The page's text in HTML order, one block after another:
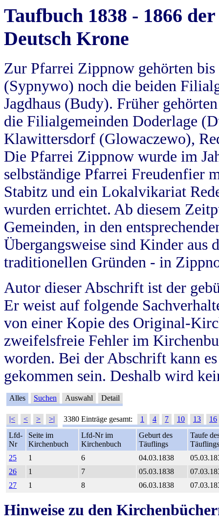
Taufbuch 1838 - 1866
Deutsch Krone
Zur Pfarrei Zippnow gehörten
(Sypnywo) noch die beiden
Jagdhaus (Budy). Früher
die Filialgemeinden Doderlage
Klawittersdorf (Glowaczewo),
Die Pfarrei Zippnow wurde im
selbständige Pfarrei Freudenfier
Stabitz und ein Lokalvikariat
wurden errichtet. Ab diesem
Gemeinden, in den
Übergangsweise sind Kinder aus
traditionellen Gründen - in
Autor dieser Abschrift ist der
Er weist auf folgende
von einer Kopie des Original-
zweifelsfreie Fehler im
worden. Bei der Abschrift kann
gekommen sein. Deshalb wird
Alles Suchen Auswahl Detail
|< < > >| 3380 Einträge gesamt: 1 4 7 10 13
16
Lfd-
Nr
Seite im
Kirchenbuch
Lfd-Nr im
Kirchenbuch
Geburt des
Täuflings
Taufe
Täuflings
25
1 6 04.03.1838
26
1 7 05.03.1838
27
1 8 06.03.1838
Hinweise zu den